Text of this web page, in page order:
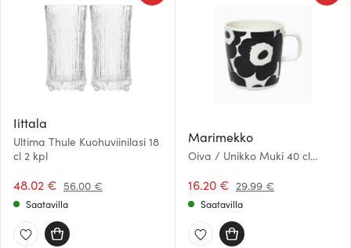
Iittala
Ultima Thule Kuohuviinilasi 18
cl 2 kpl
48.02 € 56.00 €
Saatavilla
Marimekko
Oiva / Unikko Muki 40 cl
16.20 € 29.99 €
Saatavilla